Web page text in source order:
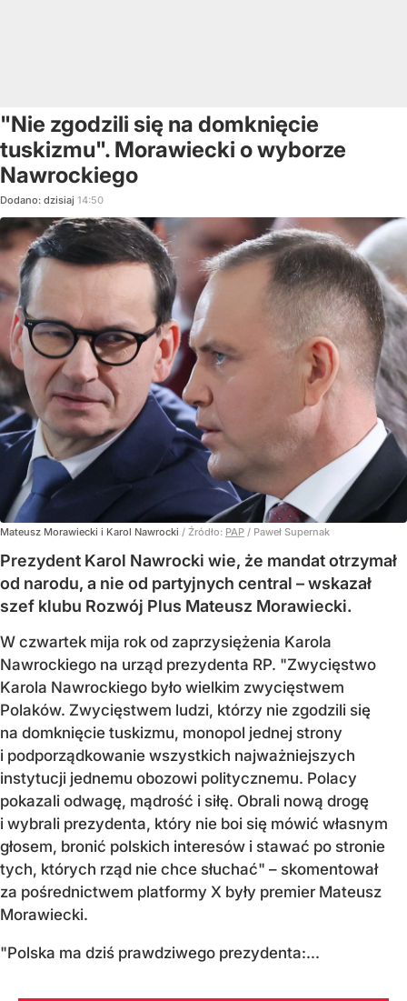
"Nie zgodzili się na domknięcie
tuskizmu". Morawiecki o wyborze
Nawrockiego
Dodano: dzisiaj 14:50
Mateusz Morawiecki i Karol Nawrocki / Źródło: PAP / Paweł Supernak
Prezydent Karol Nawrocki wie, że mandat otrzymał
od narodu, a nie od partyjnych central – wskazał
szef klubu Rozwój Plus Mateusz Morawiecki.
W czwartek mija rok od zaprzysiężenia Karola
Nawrockiego na urząd prezydenta RP. "Zwycięstwo
Karola Nawrockiego było wielkim zwycięstwem
Polaków. Zwycięstwem ludzi, którzy nie zgodzili się
na domknięcie tuskizmu, monopol jednej strony
i podporządkowanie wszystkich najważniejszych
instytucji jednemu obozowi politycznemu. Polacy
pokazali odwagę, mądrość i siłę. Obrali nową drogę
i wybrali prezydenta, który nie boi się mówić własnym
głosem, bronić polskich interesów i stawać po stronie
tych, których rząd nie chce słuchać" – skomentował
za pośrednictwem platformy X były premier Mateusz
Morawiecki.
"Polska ma dziś prawdziwego prezydenta:...